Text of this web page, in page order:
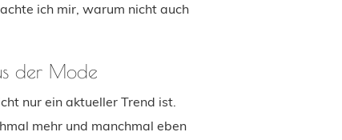
ich mir, warum nicht auch
der Mode
nur ein aktueller Trend ist.
mehr und manchmal eben